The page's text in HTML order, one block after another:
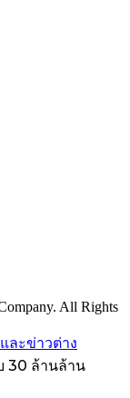
All Rights
ละข่าวต่าง
30 ล้านล้าน